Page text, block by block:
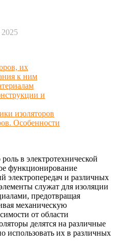
их
к ним
и
изоляторов
Особенности
в электротехнической
функционирование
электропередач и различных
служат для изоляции
предотвращая
механическую
от области
делятся на различные
использовать их в различных